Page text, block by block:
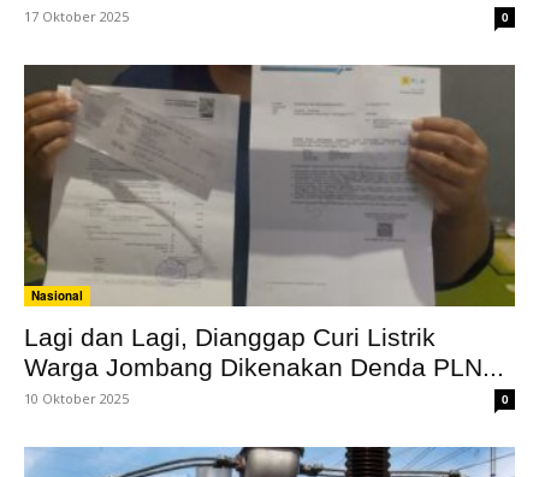
17 Oktober 2025 0
Nasional
Lagi dan Lagi, Dianggap Curi Listrik
Warga Jombang Dikenakan Denda PLN...
10 Oktober 2025 0